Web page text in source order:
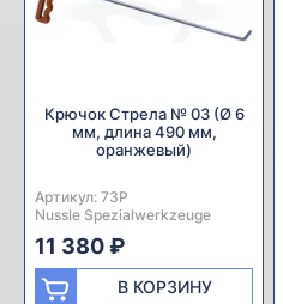
Крючок Стрела № 03 (Ø 6
мм, длина 490 мм,
оранжевый)
Артикул: 73P
Производитель:
Nussle Spezialwerkzeuge
11 380 ₽
В КОРЗИНУ